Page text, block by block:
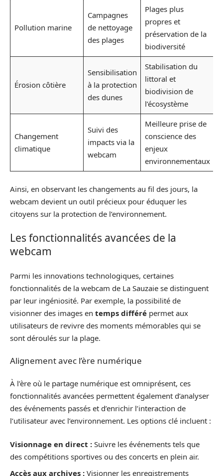
Pollution marine
Campagnes
de nettoyage
des plages
Plages plus
propres et
préservation de la
biodiversité
Érosion côtière
Sensibilisation
à la protection
des dunes
Stabilisation du
littoral et
biodivision de
l’écosystème
Changement
climatique
Suivi des
impacts via la
webcam
Meilleure prise de
conscience des
enjeux
environnementaux
Ainsi, en observant les changements au fil des jours, la
webcam devient un outil précieux pour éduquer les
citoyens sur la protection de l’environnement.
Les fonctionnalités avancées de la
webcam
Parmi les innovations technologiques, certaines
fonctionnalités de la webcam de La Sauzaie se distinguent
par leur ingéniosité. Par exemple, la possibilité de
visionner des images en temps différé permet aux
utilisateurs de revivre des moments mémorables qui se
sont déroulés sur la plage.
Alignement avec l’ère numérique
À l’ère où le partage numérique est omniprésent, ces
fonctionnalités avancées permettent également d’analyser
des événements passés et d’enrichir l’interaction de
l’utilisateur avec l’environnement. Les options clé incluent :
Visionnage en direct : Suivre les événements tels que
des compétitions sportives ou des concerts en plein air.
Accès aux archives : Visionner les enregistrements